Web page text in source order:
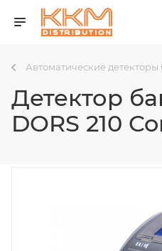
Автоматические детекторы
Детектор
DORS 210